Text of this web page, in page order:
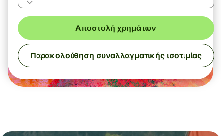
Αποστολή χρημάτων
Παρακολούθηση συναλλαγματικής ισοτιμίας